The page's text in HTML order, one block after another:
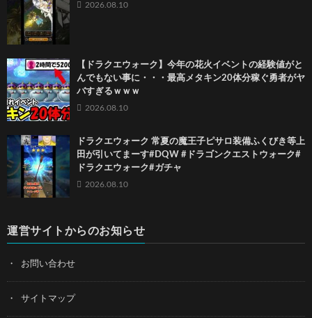
2026.08.10
【ドラクエウォーク】今年の花火イベントの経験値がと
んでもない事に・・・最高メタキン20体分稼ぐ勇者がヤ
バすぎるｗｗｗ
2026.08.10
ドラクエウォーク 常夏の魔王子ピサロ装備ふくびき等上
田が引いてまーす#DQW #ドラゴンクエストウォーク#
ドラクエウォーク#ガチャ
2026.08.10
運営サイトからのお知らせ
お問い合わせ
サイトマップ